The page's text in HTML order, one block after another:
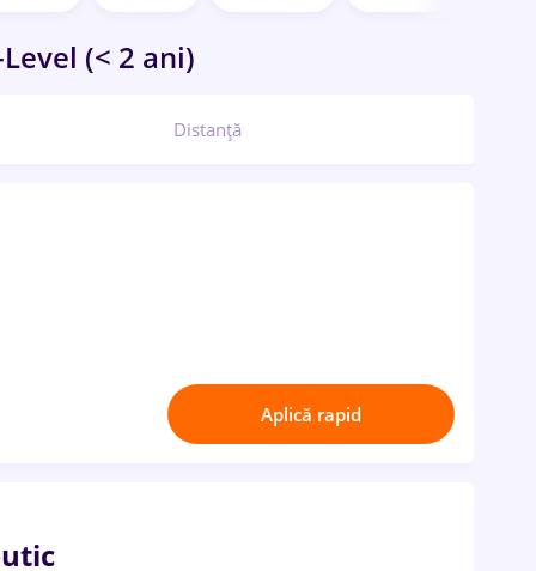
(< 2 ani)
Distanță
Aplică rapid